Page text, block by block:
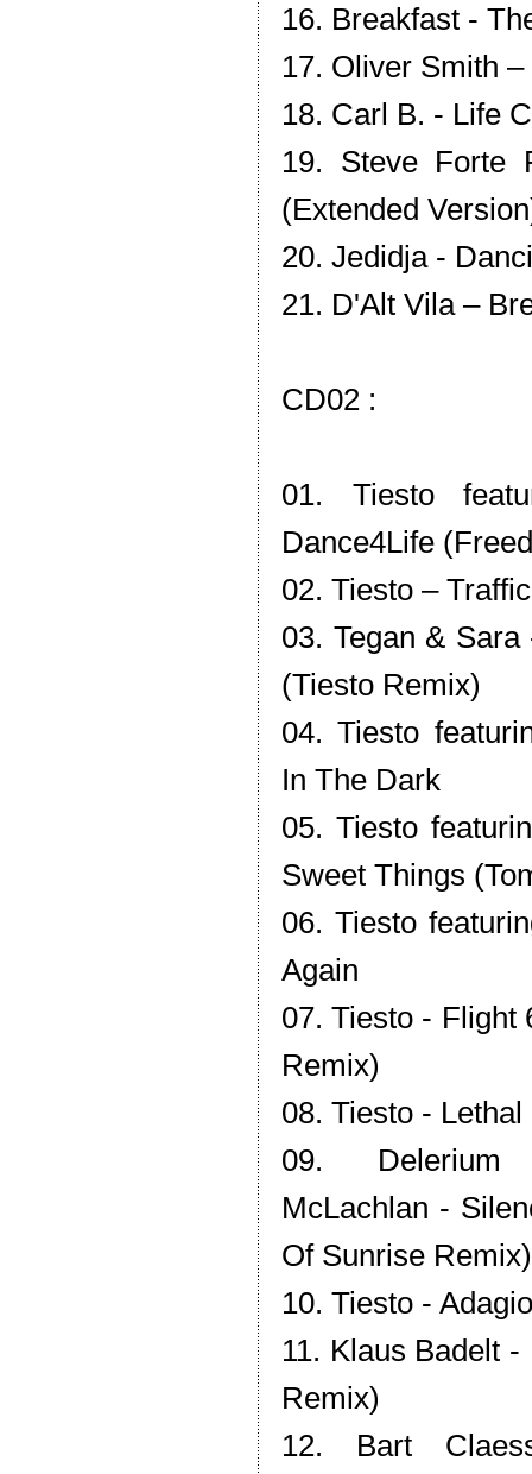
16. Breakfast -
17. Oliver Smith
18. Carl B. - Life
19. Steve Forte
(Extended
20. Jedidja -
21. D'Alt Vila –
CD02 :
01. Tiesto
Dance4Life
02. Tiesto – Traffic
03. Tegan &
(Tiesto Remix)
04. Tiesto
In The Dark
05. Tiesto
Sweet Things
06. Tiesto
Again
07. Tiesto - Flight
Remix)
08. Tiesto -
09. Delerium
McLachlan -
Of Sunrise Remix)
10. Tiesto -
11. Klaus Badelt
Remix)
12. Bart